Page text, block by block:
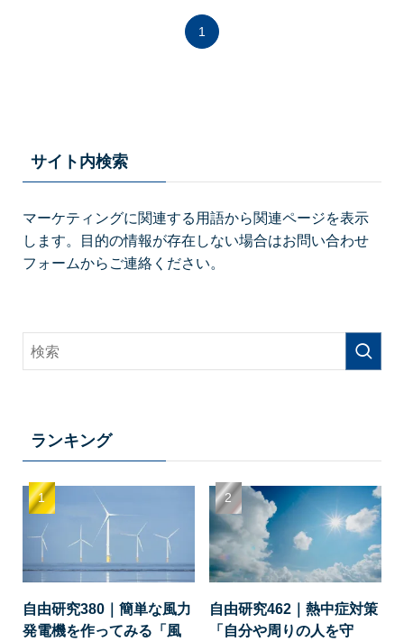
1
サイト内検索
マーケティングに関連する用語から関連ページを表示
します。目的の情報が存在しない場合はお問い合わせ
フォームからご連絡ください。
ランキング
自由研究380｜簡単な風力
発電機を作ってみる「風
自由研究462｜熱中症対策
「自分や周りの人を守